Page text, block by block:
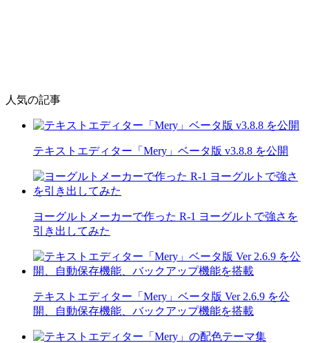
人気の記事
テキストエディター「Mery」ベータ版 v3.8.8 を公開
ヨーグルトメーカーで作った R-1 ヨーグルトで強さを
引き出してみた
テキストエディター「Mery」ベータ版 Ver 2.6.9 を公
開、自動保存機能、バックアップ機能を搭載